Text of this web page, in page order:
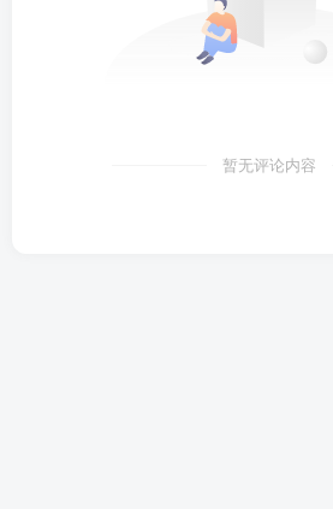
暂无评论内容